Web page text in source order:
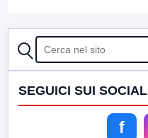
CERCA
SEGUICI SUI SOCIAL
f